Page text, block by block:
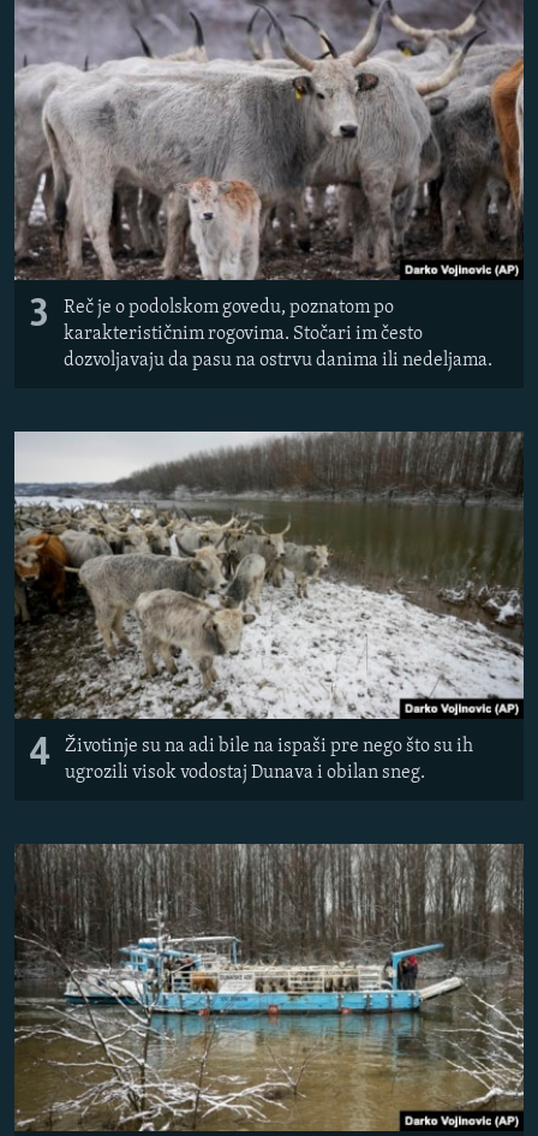
3
Reč je o podolskom govedu, poznatom po
karakterističnim rogovima. Stočari im često
dozvoljavaju da pasu na ostrvu danima ili nedeljama.
4
Životinje su na adi bile na ispaši pre nego što su ih
ugrozili visok vodostaj Dunava i obilan sneg.